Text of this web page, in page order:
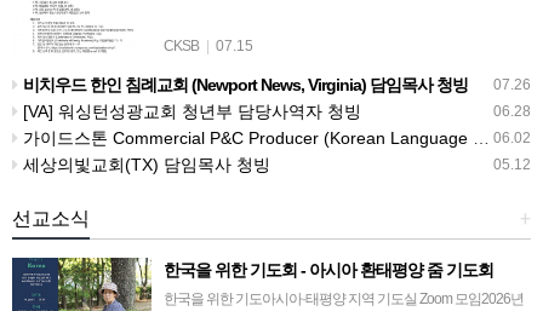
CKSB 07.15
07.26
비치우드 한인 침례교회 (Newport News, Virginia) 담임목사 청빙
06.28
[VA] 워싱턴성광교회 청년부 담당사역자 청빙
06.02
가이드스톤 Commercial P&C Producer (Korean Language Specialist)
05.12
세상의빛교회(TX) 담임목사 청빙
+
선교소식
한국을 위한 기도회 - 아시아 환태평양 줌 기도회
한국을 위한 기도아시아·태평양 지역 기도실 Zoom 모임2026년